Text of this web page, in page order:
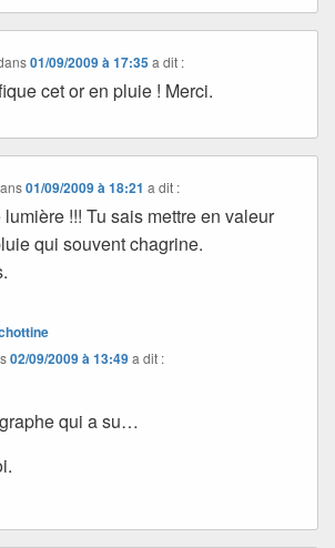
01/09/2009 à 17:35 a dit :
cet or en pluie ! Merci.
01/09/2009 à 18:21 a dit :
!!! Tu sais mettre en valeur
qui souvent chagrine.
02/09/2009 à 13:49a dit :
qui a su…